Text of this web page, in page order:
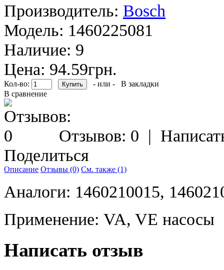
Производитель: Bosch
Модель: 1460225081
Наличие: 9
Цена: 94.59грн.
Кол-во: - или -
В закладки
В сравнение
Отзывов: 0 |
Поделиться
Описание Отзывы (0) См. также (1)
Аналоги: 1460210015,
Применение: VA, VE насосы
Написать отзыв